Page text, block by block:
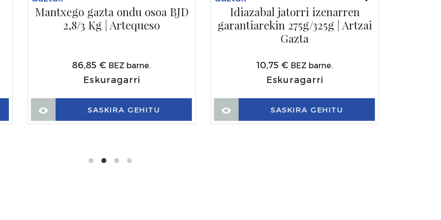
Mantxego gazta ondu osoa BJD
2,8/3 Kg | Artequeso
86,85 € BEZ barne.
Eskuragarri
SASKIRA GEHITU
Idiazabal jatorri izenarren
garantiarekin 275g/325g | Artzai
Gazta
10,75 € BEZ barne.
Eskuragarri
SASKIRA GEHITU